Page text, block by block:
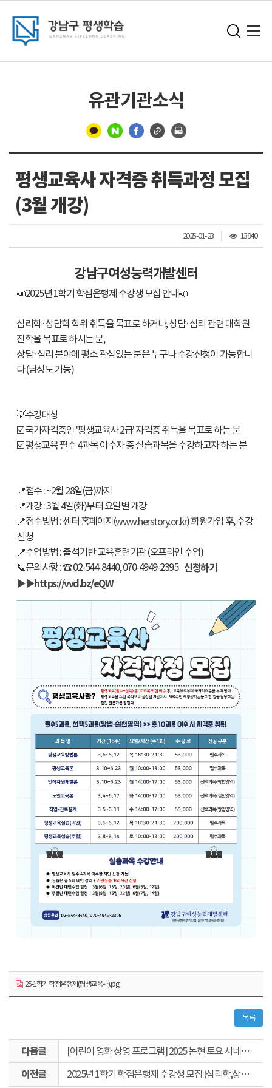
유관기관소식
분
선
평생교육사 자격증 취득과정 모집
(3월 개강)
2025-01-23
조
회
13940
강남구여성능력개발센터
📣2025년 1학기 학점은행제 수강생 모집 안내📣
심리학·상담학 학위 취득을 목표로 하거나, 상담·심리 관련 대학원
진학을 목표로 하시는 분,
상담·심리 분야에 평소 관심있는 분은 누구나 수강신청이 가능합니
다 (남성도 가능)
💡수강대상
☑️ 국가자격증인 '평생교육사 2급' 자격증 취득을 목표로 하는 분
☑️ 평생교육 필수 4과목 이수자 중 실습과목을 수강하고자 하는 분
📍접수 : ~2월 28일(금)까지
📍개강 : 3월 4일(화)부터 요일별 개강
📍접수방법 : 센터 홈페이지(www.herstory.or.kr) 회원가입 후, 수강
신청
📍수업방법 : 출석기반 교육훈련기관 (오프라인 수업)
📞문의사항 : ☎ 02-544-8440, 070-4949-2395 신청하기
▶▶https://vvd.bz/eQW
25-1학기 학점은행제(평생교육사).jpg
목록
[어린이 영화 상영 프로그램] 2025 논현 토요 시네마(2월)
2025년 1학기 학점은행제 수강생 모집 (심리학,상담학,평생교육사)